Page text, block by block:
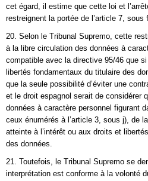
cet égard, il estime que cette loi et
restreignent la portée de l’article 7,
20. Selon le Tribunal Supremo, cette
à la libre circulation des données à
compatible avec la directive 95/46 que
libertés fondamentaux du titulaire des
que la seule possibilité d’éviter une
et le droit espagnol serait de considérer
données à caractère personnel figurant
ceux énumérés à l’article 3, sous j), de
atteinte à l’intérêt ou aux droits et
des données.
21. Toutefois, le Tribunal Supremo se
interprétation est conforme à la volonté